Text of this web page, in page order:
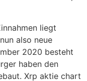
liegt
also neue
2020 besteht
haben den
Xrp aktie chart